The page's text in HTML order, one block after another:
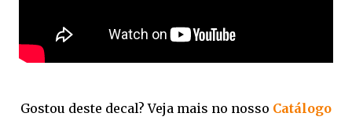
Gostou deste decal? Veja mais no nosso Catálogo